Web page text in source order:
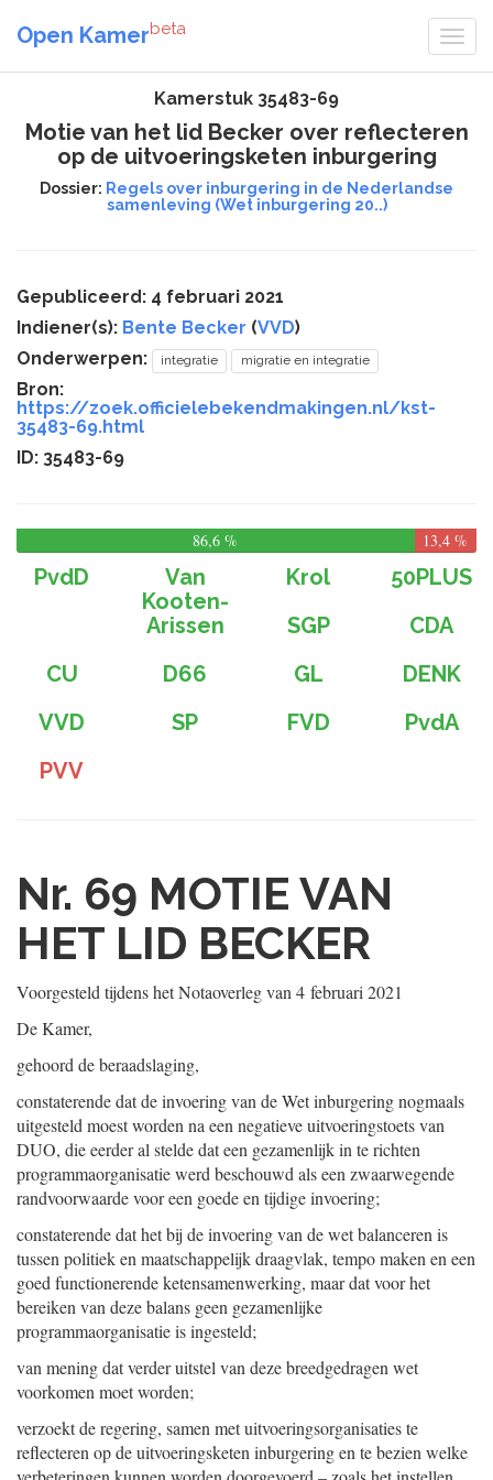
Open Kamerbeta
Kamerstuk 35483-69
Motie van het lid Becker over reflecteren
op de uitvoeringsketen inburgering
Dossier: Regels over inburgering in de Nederlandse
samenleving (Wet inburgering 20..)
Gepubliceerd: 4 februari 2021
Indiener(s): Bente Becker (VVD)
Onderwerpen:
integratie migratie en integratie
Bron:
https://zoek.officielebekendmakingen.nl/kst-
35483-69.html
ID: 35483-69
86,6 % 13,4 %
PvdD
Van
Kooten-
Arissen
Krol
50PLUS
SGP
CDA
CU
D66 GL
DENK
VVD
SP FVD
PvdA
PVV
Nr. 69 MOTIE VAN
HET LID BECKER
Voorgesteld tijdens het Notaoverleg van 4 februari 2021
De Kamer,
gehoord de beraadslaging,
constaterende dat de invoering van de Wet inburgering nogmaals
uitgesteld moest worden na een negatieve uitvoeringstoets van
DUO, die eerder al stelde dat een gezamenlijk in te richten
programmaorganisatie werd beschouwd als een zwaarwegende
randvoorwaarde voor een goede en tijdige invoering;
constaterende dat het bij de invoering van de wet balanceren is
tussen politiek en maatschappelijk draagvlak, tempo maken en een
goed functionerende ketensamenwerking, maar dat voor het
bereiken van deze balans geen gezamenlijke
programmaorganisatie is ingesteld;
van mening dat verder uitstel van deze breedgedragen wet
voorkomen moet worden;
verzoekt de regering, samen met uitvoeringsorganisaties te
reflecteren op de uitvoeringsketen inburgering en te bezien welke